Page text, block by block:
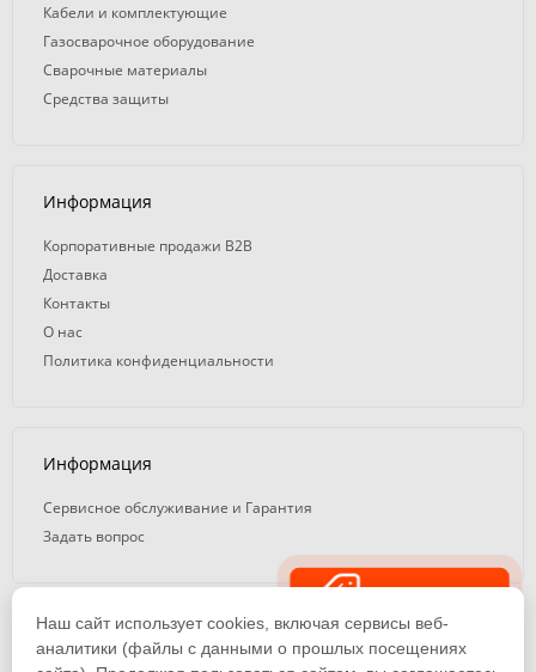
Кабели и комплектующие
Газосварочное оборудование
Сварочные материалы
Средства защиты
Информация
Корпоративные продажи B2B
Доставка
Контакты
О нас
Политика конфиденциальности
Информация
Сервисное обслуживание и Гарантия
Задать вопрос
© 2008 — 2026. ООО «ТК Вэлд Плюс»
Наш сайт использует cookies, включая сервисы веб-
аналитики (файлы с данными о прошлых посещениях